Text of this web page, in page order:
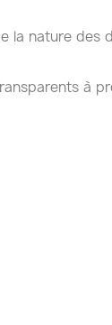
nature des
à